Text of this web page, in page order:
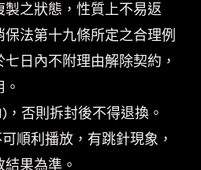
之狀態，性質上不易返
法第十九條所定之合理例
日內不附理由解除契約，
否則拆封後不得退換。
順利播放，有跳針現象，
果為準。